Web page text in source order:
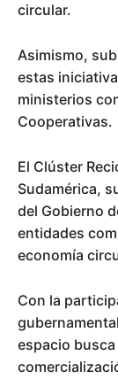
circular.
Asimismo,
estas
ministerios
Cooperativas.
El Clúster
Sudamérica,
del Gobierno
entidades
economía
Con la
espacio